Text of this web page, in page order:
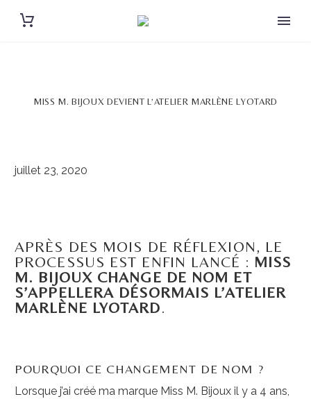
MISS M. BIJOUX DEVIENT L’ATELIER MARLÈNE LYOTARD
juillet 23, 2020
APRÈS DES MOIS DE RÉFLEXION, LE
PROCESSUS EST ENFIN LANCÉ : MISS
M. BIJOUX CHANGE DE NOM ET
S’APPELLERA DÉSORMAIS L’ATELIER
MARLÈNE LYOTARD.
POURQUOI CE CHANGEMENT DE NOM ?
Lorsque j’ai créé ma marque Miss M. Bijoux il y a 4 ans,